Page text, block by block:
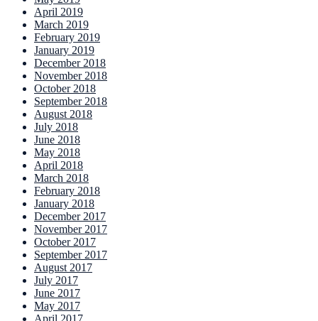
April 2019
March 2019
February 2019
January 2019
December 2018
November 2018
October 2018
September 2018
August 2018
July 2018
June 2018
May 2018
April 2018
March 2018
February 2018
January 2018
December 2017
November 2017
October 2017
September 2017
August 2017
July 2017
June 2017
May 2017